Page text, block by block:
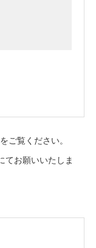
覧ください。
てお願いいたしま